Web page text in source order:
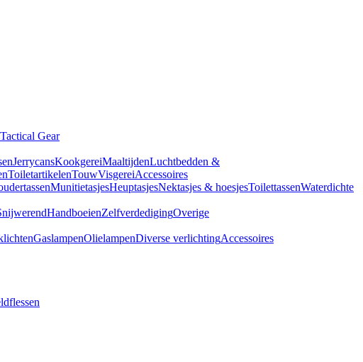
Tactical Gear
JerrycansKookgereiMaaltijdenLuchtbedden &
ToiletartikelenTouwVisgereiAccessoires
MunitietasjesHeuptasjesNektasjes & hoesjesToilettassenWaterdichte
HandboeienZelfverdedigingOverige
GaslampenOlielampenDiverse verlichtingAccessoires